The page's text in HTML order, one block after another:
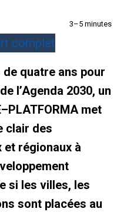
3–5 minutes
complet
quatre ans pour
l’Agenda 2030, un
met
clair des
régionaux à
si les villes, les
sont placées au